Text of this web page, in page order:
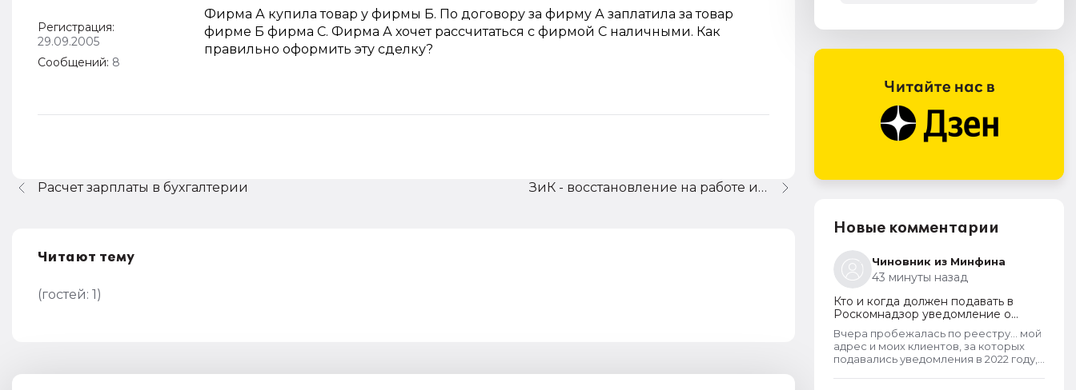
Регистрация:
29.09.2005
Сообщений: 8
Фирма А купила товар у фирмы Б. По договору за фирму А заплатила за товар
фирме Б фирма С. Фирма А хочет рассчитаться с фирмой С наличными. Как
правильно оформить эту сделку?
ЗиК - восстановление на работе и компенсация отпуска
Расчет зарплаты в бухгалтерии
Читают тему
(гостей: 1)
Новые комментарии
Чиновник из Минфина
43 минуты назад
Кто и когда должен подавать в
Роскомнадзор уведомление о
прекращении обработки
персональных данных
Вчера пробежалась по реестру... мой
адрес и моих клиентов, за которых
подавались уведомления в 2022 году,